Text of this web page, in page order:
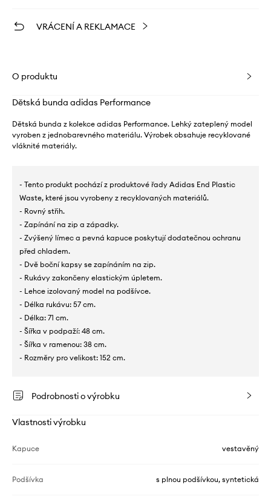
VRÁCENÍ A REKLAMACE
O produktu
Dětská bunda adidas Performance
Dětská bunda z kolekce adidas Performance. Lehký zateplený model
vyroben z jednobarevného materiálu. Výrobek obsahuje recyklované
vláknité materiály.
- Tento produkt pochází z produktové řady Adidas End Plastic
Waste, které jsou vyrobeny z recyklovaných materiálů.
- Rovný střih.
- Zapínání na zip a západky.
- Zvýšený límec a pevná kapuce poskytují dodatečnou ochranu
před chladem.
- Dvě boční kapsy se zapínáním na zip.
- Rukávy zakončeny elastickým úpletem.
- Lehce izolovaný model na podšívce.
- Délka rukávu: 57 cm.
- Délka: 71 cm.
- Šířka v podpaží: 48 cm.
- Šířka v ramenou: 38 cm.
- Rozměry pro velikost: 152 cm.
Podrobnosti o výrobku
Vlastnosti výrobku
Kapuce vestavěný
Podšívka s plnou podšívkou, syntetická